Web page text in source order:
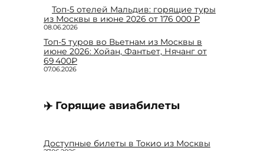
Топ-5 отелей Мальдив: горящие туры
из Москвы в июне 2026 от 176 000 ₽
08.06.2026
Топ-5 туров во Вьетнам из Москвы в
июне 2026: Хойан, Фантьет, Нячанг от
69 400₽
07.06.2026
✈️ Горящие авиабилеты
Доступные билеты в Токио из Москвы